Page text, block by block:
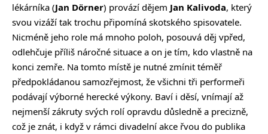
lékárníka (Jan Dörner) provází dějem Jan Kalivoda, který
svou vizáží tak trochu připomíná skotského spisovatele.
Nicméně jeho role má mnoho poloh, posouvá děj vpřed,
odlehčuje příliš náročné situace a on je tím, kdo vlastně na
konci zemře. Na tomto místě je nutné zmínit téměř
předpokládanou samozřejmost, že všichni tři performeři
podávají výborné herecké výkony. Baví i děsí, vnímají až
nejmenší zákruty svých rolí opravdu důsledně a precizně,
což je znát, i když v rámci divadelní akce řvou do publika